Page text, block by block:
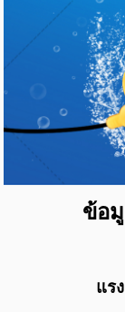
ข้อ
แร